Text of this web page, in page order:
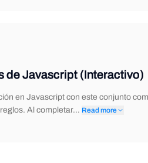
de Javascript (Interactivo)
en Javascript con este conjunto
Al completar… Read more